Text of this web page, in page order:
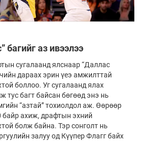
багийг аз ивээлээ
сугалаанд ялснаар “Даллас
дараах эрин үеэ амжилттай
боллоо. Уг сугалаанд ялах
тус багт байсан бөгөөд энэ нь
“азтай” тохиолдол аж. Өөрөөр
байр ахиж, драфтын эхний
болж байна. Тэр сонголт нь
залуу од Күүпер Флагг байх